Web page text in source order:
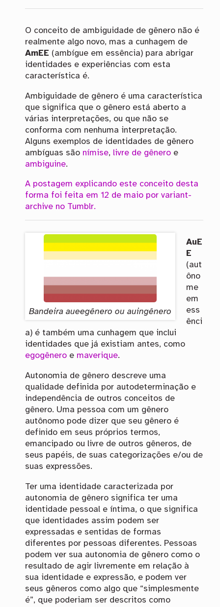
O conceito de ambiguidade de gênero não é
realmente algo novo, mas a cunhagem de
AmEE (ambígue em essência) para abrigar
identidades e experiências com esta
característica é.
Ambiguidade de gênero é uma característica
que significa que o gênero está aberto a
várias interpretações, ou que não se
conforma com nenhuma interpretação.
Alguns exemplos de identidades de gênero
ambíguas são nímise, livre de gêneroe
ambiguine.
A postagem explicando este conceito desta
forma foi feita em 12 de maio por variant-
archive no Tumblr.
Bandeira aueegênero ou auingênero
AuE
E
(aut
ôno
me
em
ess
ênci
a) é também uma cunhagem que inclui
identidades que já existiam antes, como
egogêneroe maverique.
Autonomia de gênero descreve uma
qualidade definida por autodeterminação e
independência de outros conceitos de
gênero. Uma pessoa com um gênero
autônomo pode dizer que seu gênero é
definido em seus próprios termos,
emancipado ou livre de outros gêneros, de
seus papéis, de suas categorizações e/ou de
suas expressões.
Ter uma identidade caracterizada por
autonomia de gênero significa ter uma
identidade pessoal e íntima, o que significa
que identidades assim podem ser
expressadas e sentidas de formas
diferentes por pessoas diferentes. Pessoas
podem ver sua autonomia de gênero como o
resultado de agir livremente em relação à
sua identidade e expressão, e podem ver
seus gêneros como algo que “simplesmente
é”, que poderiam ser descritos como